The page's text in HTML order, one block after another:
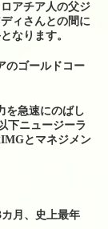
アチア人の父ジ
ィさんとの間に
なります。
のゴールドコー
を急速にのばし
下ニュージーラ
とマネジメン
月、史上最年